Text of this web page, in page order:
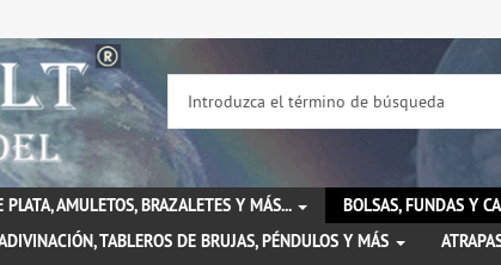
PLATA, AMULETOS, BRAZALETES Y MÁS...
BOLSAS, FUNDAS Y
TABLEROS DE BRUJAS, PÉNDULOS Y MÁS